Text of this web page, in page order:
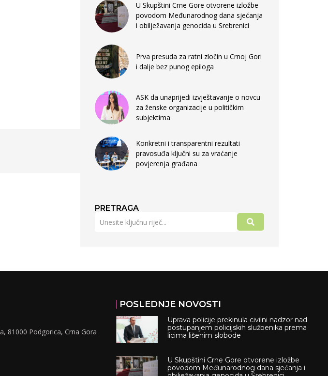
U Skupštini Crne Gore otvorene izložbe
povodom Međunarodnog dana sjećanja
i obilježavanja genocida u Srebrenici
Prva presuda za ratni zločin u Crnoj Gori
i dalje bez punog epiloga
ASK da unaprijedi izvještavanje o novcu
za ženske organizacije u političkim
subjektima
Konkretni i transparentni rezultati
pravosuđa ključni su za vraćanje
povjerenja građana
PRETRAGA
81000 Podgorica, Crna Gora
POSLEDNJE NOVOSTI
Uprava policije prekinula civilni nadzor nad
postupanjem policijskih službenika prema
licima lišenim slobode
U Skupštini Crne Gore otvorene izložbe
povodom Međunarodnog dana sjećanja i